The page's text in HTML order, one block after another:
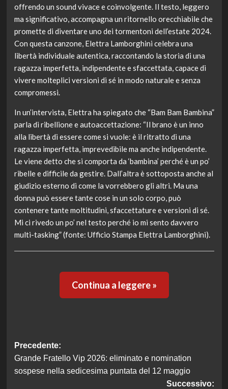
offrendo un sound vivace e coinvolgente. Il testo, leggero
ma significativo, accompagna un ritornello orecchiabile che
promette di diventare uno dei tormentoni dell’estate 2024.
Con questa canzone, Elettra Lamborghini celebra una
libertà individuale autentica, raccontando la storia di una
ragazza imperfetta, indipendente e sfaccettata, capace di
vivere molteplici versioni di sé in modo naturale e senza
compromessi.
In un’intervista, Elettra ha spiegato che “Bam Bam Bambina”
parla di ribellione e autoaccettazione: “Il brano è un inno
alla libertà di essere come si vuole: è il ritratto di una
ragazza imperfetta, imprevedibile ma anche indipendente.
Le viene detto che si comporta da ‘bambina’ perché è un po’
ribelle e difficile da gestire. Dall’altra è sottoposta anche al
giudizio esterno di come la vorrebbero gli altri. Ma una
donna può essere tante cose in un solo corpo, può
contenere tante moltitudini, sfaccettature e versioni di sé.
Mi ci rivedo un po’ nel testo perché io mi sento davvero
multi-tasking” (fonte: Ufficio Stampa Elettra Lamborghini).
Continua a leggere »
Navigazione
articolo
Precedente:
Grande Fratello Vip 2026: eliminato e nomination
sospese nella sedicesima puntata del 12 maggio
Successivo: